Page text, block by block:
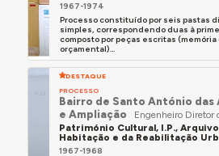
1967-1974
Processo constituído por seis pastas
simples, correspondendo duas à
composto por peças escritas
orçamental)...
DESTAQUE
PROCESSO
Bairro de Santo António das
e Ampliação
Engenheiro Diretor
Património Cultural, I.P.,
Habitação e da Reabilitação
1967-1968